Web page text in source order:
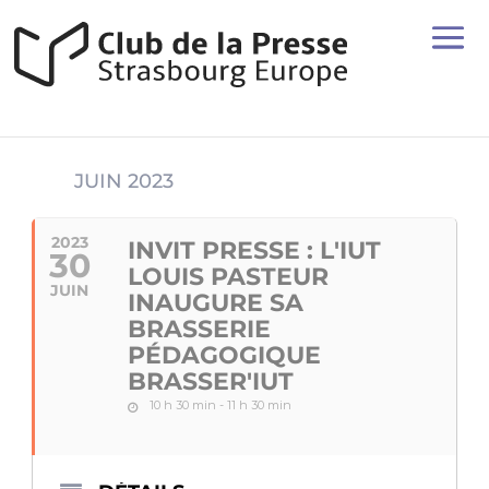
JUIN 2023
2023
30
JUIN
INVIT PRESSE : L'IUT
LOUIS PASTEUR
INAUGURE SA
BRASSERIE
PÉDAGOGIQUE
BRASSER'IUT
10 h 30 min - 11 h 30 min